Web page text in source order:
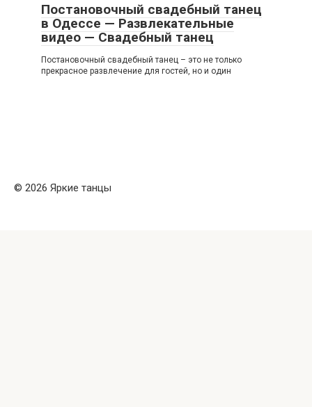
Постановочный свадебный танец
в Одессе — Развлекательные
видео — Свадебный танец
Постановочный свадебный танец – это не только
прекрасное развлечение для гостей, но и один
© 2026 Яркие танцы